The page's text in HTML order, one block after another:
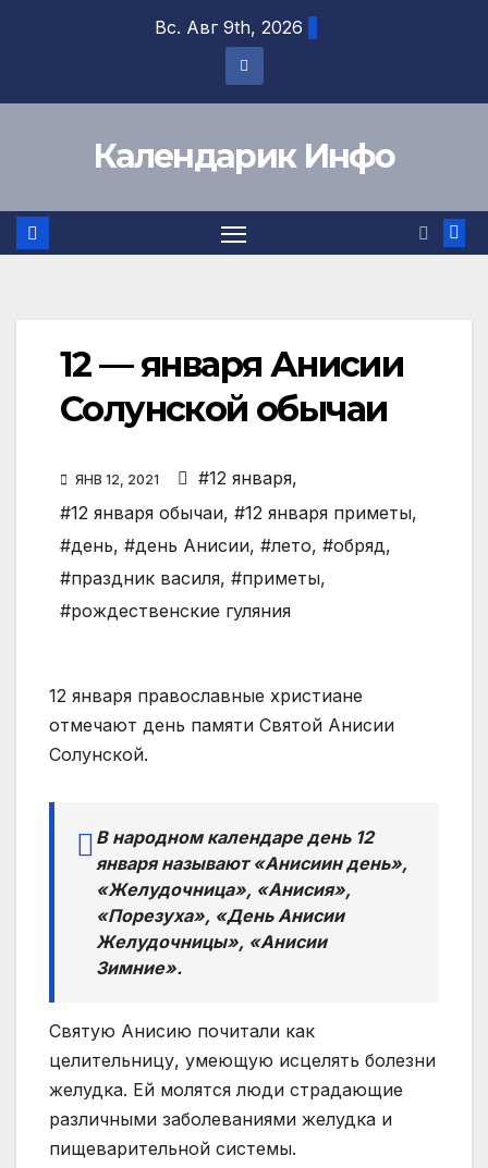
Вс. Авг 9th, 2026
Календарик Инфо
12 — января Анисии
Солунской обычаи
ЯНВ 12, 2021 #12 января,
#12 января обычаи, #12 января приметы,
#день, #день Анисии, #лето, #обряд,
#праздник василя, #приметы,
#рождественские гуляния
12 января православные христиане
отмечают день памяти Святой Анисии
Солунской.
В народном календаре день 12
января называют «Анисиин день»,
«Желудочница», «Анисия»,
«Порезуха», «День Анисии
Желудочницы», «Анисии
Зимние».
Святую Анисию почитали как
целительницу, умеющую исцелять болезни
желудка. Ей молятся люди страдающие
различными заболеваниями желудка и
пищеварительной системы.